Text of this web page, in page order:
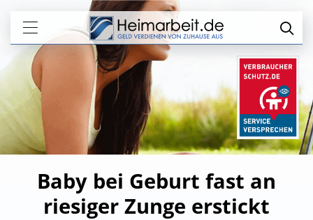
Baby bei Geburt fast an
riesiger Zunge erstickt